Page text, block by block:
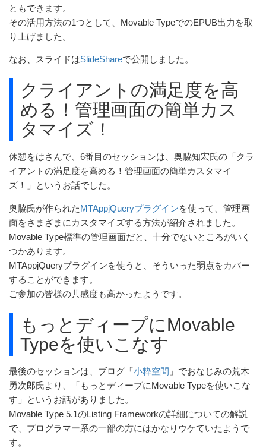
ともできます。
その活用方法の1つとして、Movable TypeでのEPUB出力を取
り上げました。
なお、スライドはSlideShareで公開しました。
クライアントの満足度を高
める！管理画面の簡単カス
タマイズ！
休憩をはさんで、6番目のセッションは、奥脇知宏氏の「クラ
イアントの満足度を高める！管理画面の簡単カスタマイ
ズ！」というお話でした。
奥脇氏が作られたMTAppjQueryプラグインを使って、管理画
面をさまざまにカスタマイズする方法が紹介されました。
Movable Type標準の管理画面だと、十分でないところがいく
つかあります。
MTAppjQueryプラグインを使うと、そういった弱点をカバー
することができます。
ご参加の皆様の共感度も高かったようです。
もっとディープにMovable
Typeを使いこなす
最後のセッションは、ブログ「 小粋空間 」でおなじみの荒木
勇次郎氏より、「もっとディープにMovable Typeを使いこな
す」というお話がありました。
Movable Type 5.1のListing Frameworkの詳細についての解説
で、プログラマー系の一部の方にはかなりウケていたようで
す。